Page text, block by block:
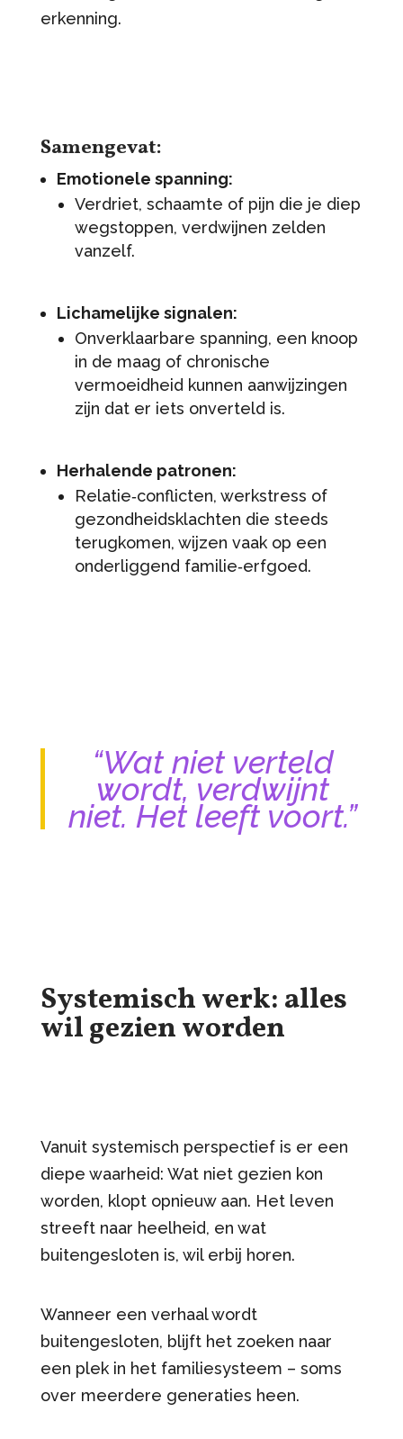
erkenning.
Samengevat:
Emotionele spanning:
Verdriet, schaamte of pijn die je diep
wegstoppen, verdwijnen zelden
vanzelf.
Lichamelijke signalen:
Onverklaarbare spanning, een knoop
in de maag of chronische
vermoeidheid kunnen aanwijzingen
zijn dat er iets onverteld is.
Herhalende patronen:
Relatie‑conflicten, werkstress of
gezondheidsklachten die steeds
terugkomen, wijzen vaak op een
onderliggend familie‑erfgoed.
“Wat niet verteld
wordt, verdwijnt
niet. Het leeft voort.”
Systemisch werk: alles
wil gezien worden
Vanuit systemisch perspectief is er een
diepe waarheid: Wat niet gezien kon
worden, klopt opnieuw aan. Het leven
streeft naar heelheid, en wat
buitengesloten is, wil erbij horen.
Wanneer een verhaal wordt
buitengesloten, blijft het zoeken naar
een plek in het familiesysteem – soms
over meerdere generaties heen.